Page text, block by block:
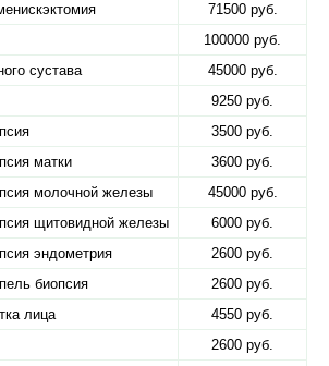
71500 руб.
100000 руб.
сустава
45000 руб.
9250 руб.
3500 руб.
матки
3600 руб.
молочной железы
45000 руб.
щитовидной железы
6000 руб.
эндометрия
2600 руб.
биопсия
2600 руб.
лица
4550 руб.
2600 руб.